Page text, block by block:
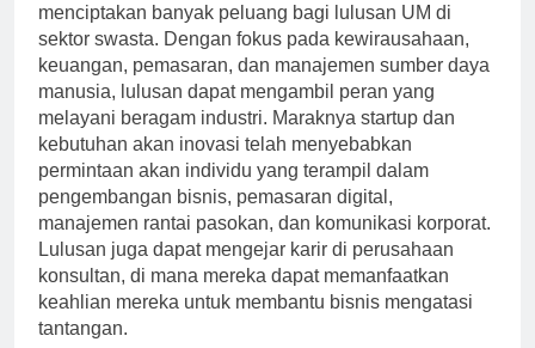
menciptakan banyak peluang bagi lulusan UM di
sektor swasta. Dengan fokus pada kewirausahaan,
keuangan, pemasaran, dan manajemen sumber daya
manusia, lulusan dapat mengambil peran yang
melayani beragam industri. Maraknya startup dan
kebutuhan akan inovasi telah menyebabkan
permintaan akan individu yang terampil dalam
pengembangan bisnis, pemasaran digital,
manajemen rantai pasokan, dan komunikasi korporat.
Lulusan juga dapat mengejar karir di perusahaan
konsultan, di mana mereka dapat memanfaatkan
keahlian mereka untuk membantu bisnis mengatasi
tantangan.